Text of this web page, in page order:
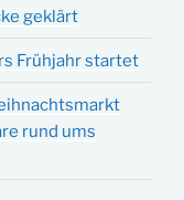
geklärt
Frühjahr startet
rund ums